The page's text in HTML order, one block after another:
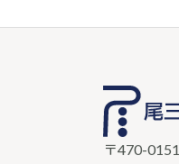
〒470-0151